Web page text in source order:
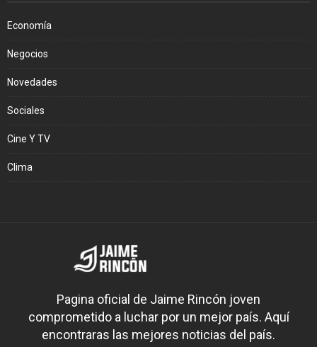
Economía
Negocios
Novedades
Sociales
Cine Y TV
Clima
Pagina oficial de Jaime Rincón joven
comprometido a luchar por un mejor país. Aquí
encontraras las mejores noticias del país.